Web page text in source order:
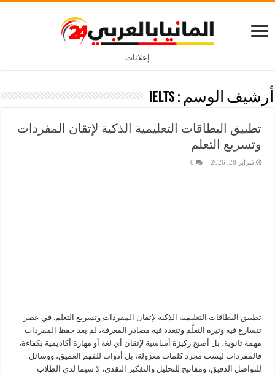
إعلانات
أرشيف الوسم : IELTS
تطبيق البطاقات التعليمية الذكية لإتقان المفردات
وتسريع التعلم
فبراير 28, 2026 0
تطبيق البطاقات التعليمية الذكية لإتقان المفردات وتسريع التعلم. في عصر
تتسارع فيه وتيرة التعلّم وتتعدد فيه مصادر المعرفة، لم يعد حفظ المفردات
مهمة ثانوية، بل أصبح ركيزة أساسية لإتقان أي لغة أو مهارة أكاديمية بكفاءة،
فالمفردات ليست مجرد كلمات معزولة، بل أدوات للفهم العميق، ووسائل
للتواصل الدقيق، ومفاتيح للتحليل والتفكير النقدي، لا سيما لدى الطلاب